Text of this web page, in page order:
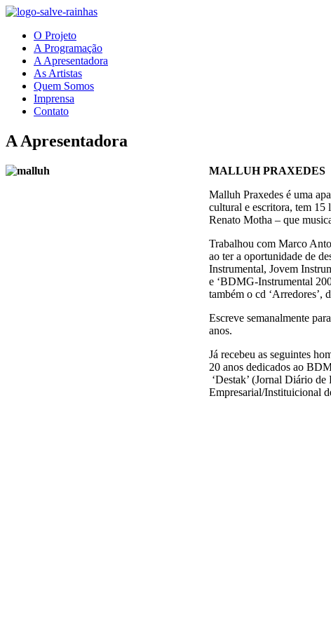
O Projeto
A Programação
A Apresentadora
As Artistas
Quem Somos
Imprensa
Contato
A Apresentadora
MALLUH PRAXEDES
Malluh Praxedes é uma
cultural e escritora, tem 15
Renato Motha – que
Trabalhou com Marco
ao ter a oportunidade de
Instrumental, Jovem
e ‘BDMG-Instrumental
também o cd ‘Arredores’,
Escreve semanalmente
anos.
Já recebeu as seguintes
20 anos dedicados ao
‘Destak’ (Jornal Diário
Empresarial/Instituicional